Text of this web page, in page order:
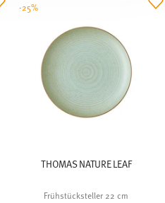
THOMAS NATURE LEAF
Frühstücksteller 22 cm
-25%